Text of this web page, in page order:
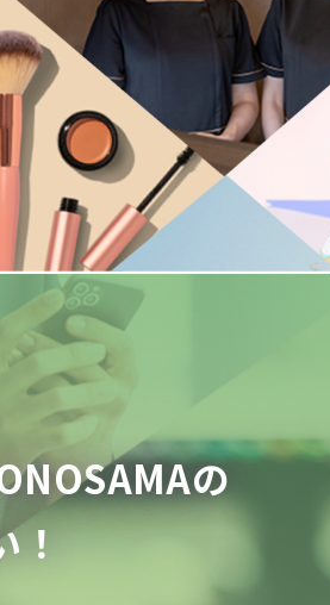
の
！